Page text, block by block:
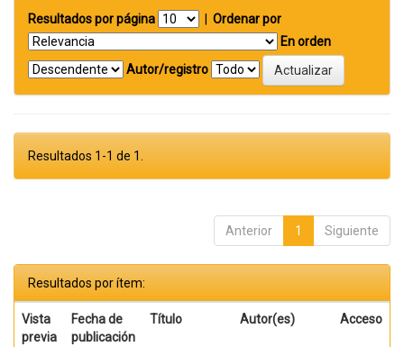
Resultados por página
Ordenar por
En orden
Autor/registro
Resultados 1-1 de 1.
Anterior 1 Siguiente
Resultados por ítem:
Vista
previa
Fecha de
publicación
Título Autor(es) Acceso